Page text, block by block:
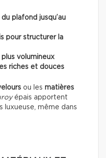
plafond jusqu’au
pour structurer la
volumineux
riches et douces
ou les matières
épais apportent
luxueuse, même dans